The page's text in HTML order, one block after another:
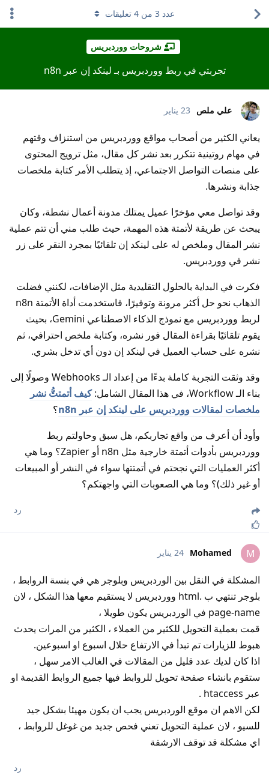
شروحات ووردبريس
تجربتي في ربط ووردبريس بـ لينكد إن عبر n8n
عدد 3 من 4 تعليقات
علي ملص 23 يناير
يعاني الكثير من أصحاب مواقع ووردبريس من استنزاف وقتهم
في مهام روتينية تتكرر بعد نشر كل مقال، مثل ترويج المحتوى
على منصات التواصل الاجتماعي، إذ يتطلب الأمر كتابة ملخصات
جذابة ونشرها.
وقد تواصل معي مؤخرًا عميل يمتلك مدونة أعمال نشطة، وكان
يبحث عن طريقة لأتمتة هذه المهمة، حيث طلب مني أن تتم عملية
نشر المقال وملخص له على لينكد إن تلقائيًا بمجرد النقر على زر
نشر في ووردبريس.
فكرت في البداية بالحلول التقليدية مثل الإضافات، لكنني فضلت
الذهاب نحو حل أكثر مرونة وتوفيرًا، فاستخدمت أداة الأتمتة n8n
لربط ووردبريس مع نموذج الذكاء الاصطناعي Gemini، بحيث
يقوم تلقائيًا بقراءة المقال فور نشره، وكتابة ملخص احترافي، ثم
نشره على حساب العميل في لينكد إن دون أي تدخل بشري.
وقد وثقت التجربة كاملة بدءًا من إعداد الـ Webhooks وصولًا إلى
بناء الـ Workflow، في هذا المقال الشامل:
كيف أتمتتُّ نشر
ملخصات لمقالات ووردبريس على لينكد إن عبر n8n
؟
وأود أن أعرف من واقع تجاربكم، هل سبق وحاولتم ربط
ووردبريس بأدوات أتمتة خارجية مثل n8n أو Zapier؟ وما هي
أكثر العمليات التي نجحتم في أتمتتها سواء في النشر أو المبيعات
أو غير ذلك)؟ وما هي الصعوبات التي واجهتكم؟
رد
M
Mohamed 24 يناير
المشكلة في النقل بين الوردبريس وبلوجر هي في بنسة الروابط ،
بلوجر تنتهي ب .html ووردبريس لا يستقيم معها هذا الشكل ، لان
page-name في الوردبريس يكون طويلا ،
قمت بعملية التحويل للكثير من العملاء ، الكثير من المرات يحدث
هبوط للزيارات تم تبدأ في الارتفاع حلال اسبوع او اسبوعين.
اذا كان لديك عدد قليل من المقالات في الغالب الامر سهل ،
ستقوم بانشاء صفحة تحويل للروابط فيها جميع الروابط القديمة او
عبر htaccess .
لكن الاهم ان موقع الوردبريس يجب ان يكون مهيئا بشكل جيد
للسيو ، لان عملية التحويل تعني فحص جديد من غوغل للروابط ،
اي مشكلة قد توقف الارشفة
رد